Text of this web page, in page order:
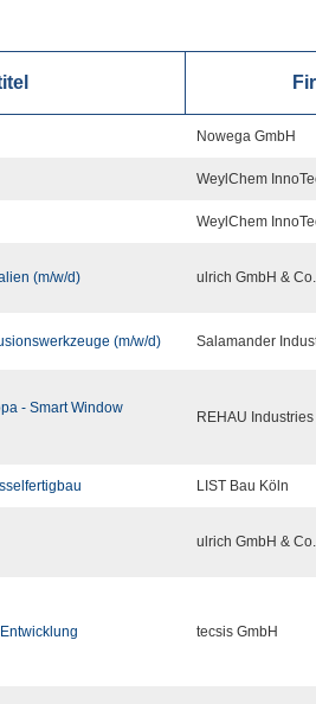
Nowega GmbH
WeylChem
WeylChem
(m/w/d) ulrich GmbH &
(m/w/d) Salamander
- Smart Window
REHAU
LIST Bau Köln
ulrich GmbH &
tecsis GmbH